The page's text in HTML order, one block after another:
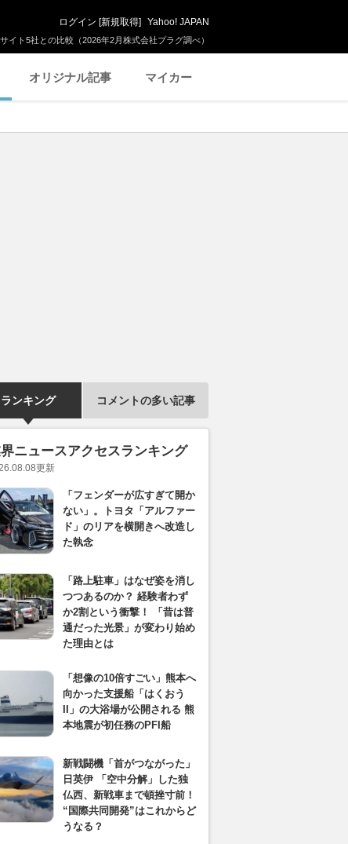
ト5社との比較（2026年2月株式会社プラグ調べ）
ログイン [新規取得] Yahoo! JAPAN
オリジナル記事 マイカー
ランキング コメントの多い記事
ニュースアクセスランキング
更新
「フェンダーが広すぎて開か
ない」。トヨタ「アルファー
ド」のリアを横開きへ改造し
た執念
「路上駐車」はなぜ姿を消し
つつあるのか？ 経験者わず
か2割という衝撃！ 「昔は普
通だった光景」が変わり始め
た理由とは
「想像の10倍すごい」熊本へ
向かった支援船「はくおう
II」の大浴場が公開される 熊
本地震が初任務のPFI船
新戦闘機「首がつながった」
日英伊 「空中分解」した独
仏西、新戦車まで頓挫寸前！
“国際共同開発”はこれからど
うなる？